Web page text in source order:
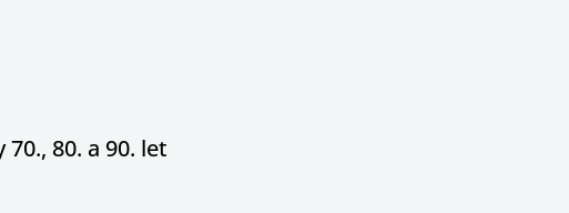
80. a 90. let